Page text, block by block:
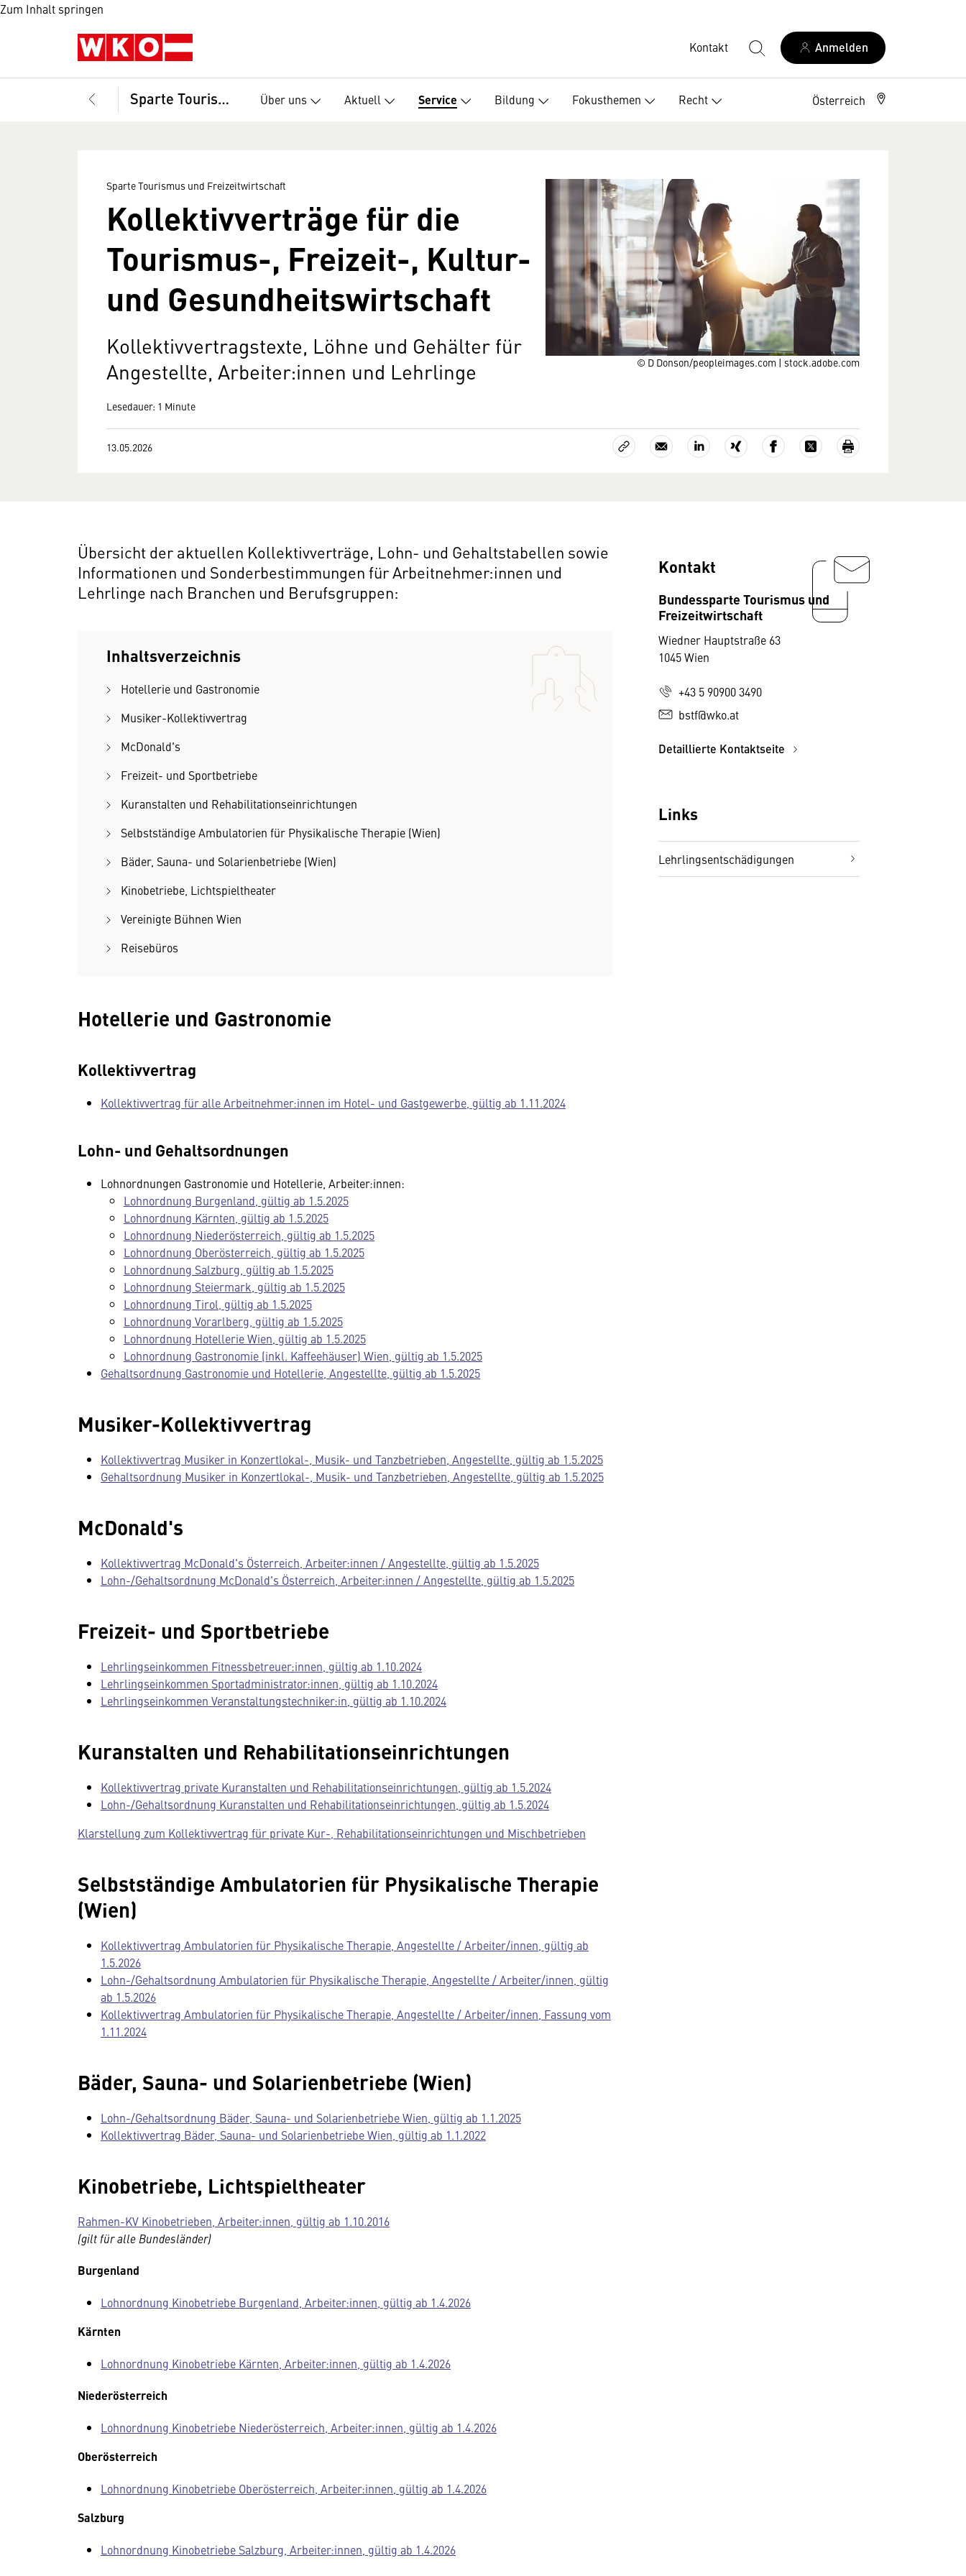
Zum Inhalt springen
Kontakt Anmelden
Sparte Tourismus und Freizeitwirtschaft Über uns Aktuell Service Bildung Fokusthemen Recht Österreich
© D Donson/peopleimages.com | stock.adobe.com
Sparte Tourismus und Freizeitwirtschaft
Kollektivverträge für die
Tourismus-, Freizeit-, Kultur-
und Gesundheitswirtschaft
Kollektivvertragstexte, Löhne und Gehälter für
Angestellte, Arbeiter:innen und Lehrlinge
Lesedauer: 1 Minute
13.05.2026
Übersicht der aktuellen Kollektivverträge, Lohn- und Gehaltstabellen sowie
Informationen und Sonderbestimmungen für Arbeitnehmer:innen und
Lehrlinge nach Branchen und Berufsgruppen:
Inhaltsverzeichnis
Hotellerie und Gastronomie
Musiker-Kollektivvertrag
McDonald's
Freizeit- und Sportbetriebe
Kuranstalten und Rehabilitationseinrichtungen
Selbstständige Ambulatorien für Physikalische Therapie (Wien)
Bäder, Sauna- und Solarienbetriebe (Wien)
Kinobetriebe, Lichtspieltheater
Vereinigte Bühnen Wien
Reisebüros
Hotellerie und Gastronomie
Kollektivvertrag
Kollektivvertrag für alle Arbeitnehmer:innen im Hotel- und Gastgewerbe, gültig ab 1.11.2024
Lohn- und Gehaltsordnungen
Lohnordnungen Gastronomie und Hotellerie, Arbeiter:innen:
Lohnordnung Burgenland, gültig ab 1.5.2025
Lohnordnung Kärnten, gültig ab 1.5.2025
Lohnordnung Niederösterreich, gültig ab 1.5.2025
Lohnordnung Oberösterreich, gültig ab 1.5.2025
Lohnordnung Salzburg, gültig ab 1.5.2025
Lohnordnung Steiermark, gültig ab 1.5.2025
Lohnordnung Tirol, gültig ab 1.5.2025
Lohnordnung Vorarlberg, gültig ab 1.5.2025
Lohnordnung Hotellerie Wien, gültig ab 1.5.2025
Lohnordnung Gastronomie (inkl. Kaffeehäuser) Wien, gültig ab 1.5.2025
Gehaltsordnung Gastronomie und Hotellerie, Angestellte, gültig ab 1.5.2025
Musiker-Kollektivvertrag
Kollektivvertrag Musiker in Konzertlokal-, Musik- und Tanzbetrieben, Angestellte, gültig ab 1.5.2025
Gehaltsordnung Musiker in Konzertlokal-, Musik- und Tanzbetrieben, Angestellte, gültig ab 1.5.2025
McDonald's
Kollektivvertrag McDonald's Österreich, Arbeiter:innen / Angestellte, gültig ab 1.5.2025
Lohn-/Gehaltsordnung McDonald's Österreich, Arbeiter:innen / Angestellte, gültig ab 1.5.2025
Freizeit- und Sportbetriebe
Lehrlingseinkommen Fitnessbetreuer:innen, gültig ab 1.10.2024
Lehrlingseinkommen Sportadministrator:innen, gültig ab 1.10.2024
Lehrlingseinkommen Veranstaltungstechniker:in, gültig ab 1.10.2024
Kuranstalten und Rehabilitationseinrichtungen
Kollektivvertrag private Kuranstalten und Rehabilitationseinrichtungen, gültig ab 1.5.2024
Lohn-/Gehaltsordnung Kuranstalten und Rehabilitationseinrichtungen, gültig ab 1.5.2024
Klarstellung zum Kollektivvertrag für private Kur-, Rehabilitationseinrichtungen und Mischbetrieben
Selbstständige Ambulatorien für Physikalische Therapie
(Wien)
Kollektivvertrag Ambulatorien für Physikalische Therapie, Angestellte / Arbeiter/innen, gültig ab
1.5.2026
Lohn-/Gehaltsordnung Ambulatorien für Physikalische Therapie, Angestellte / Arbeiter/innen, gültig
ab 1.5.2026
Kollektivvertrag Ambulatorien für Physikalische Therapie, Angestellte / Arbeiter/innen, Fassung vom
1.11.2024
Bäder, Sauna- und Solarienbetriebe (Wien)
Lohn-/Gehaltsordnung Bäder, Sauna- und Solarienbetriebe Wien, gültig ab 1.1.2025
Kollektivvertrag Bäder, Sauna- und Solarienbetriebe Wien, gültig ab 1.1.2022
Kinobetriebe, Lichtspieltheater
Rahmen-KV Kinobetrieben, Arbeiter:innen, gültig ab 1.10.2016
(gilt für alle Bundesländer)
Burgenland
Lohnordnung Kinobetriebe Burgenland, Arbeiter:innen, gültig ab 1.4.2026
Kärnten
Lohnordnung Kinobetriebe Kärnten, Arbeiter:innen, gültig ab 1.4.2026
Niederösterreich
Lohnordnung Kinobetriebe Niederösterreich, Arbeiter:innen, gültig ab 1.4.2026
Oberösterreich
Lohnordnung Kinobetriebe Oberösterreich, Arbeiter:innen, gültig ab 1.4.2026
Salzburg
Lohnordnung Kinobetriebe Salzburg, Arbeiter:innen, gültig ab 1.4.2026
Kontakt
Bundessparte Tourismus und
Freizeitwirtschaft
Wiedner Hauptstraße 63
1045 Wien
+43 5 90900 3490
bstf@wko.at
Detaillierte Kontaktseite
Links
Lehrlingsentschädigungen